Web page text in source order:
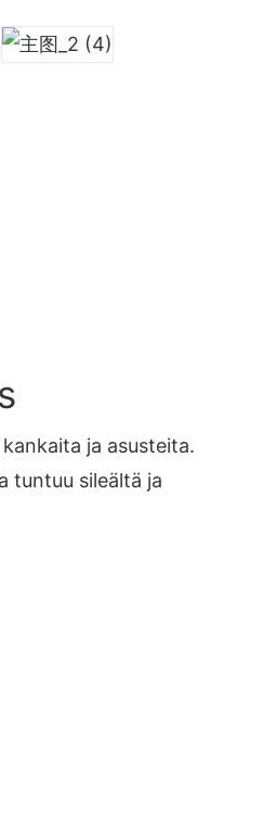
ja asusteita.
tuntuu sileältä ja